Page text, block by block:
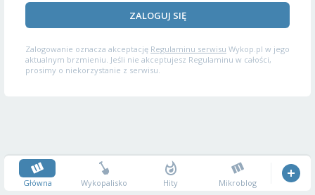
ZALOGUJ SIĘ
Zalogowanie oznacza akceptację Regulaminu serwisu Wykop.pl w jego
aktualnym brzmieniu. Jeśli nie akceptujesz Regulaminu w całości,
prosimy o niekorzystanie z serwisu.
Główna Wykopalisko Hity Mikroblog